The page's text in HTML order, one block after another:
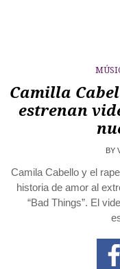
Camilla
estrenan
BY
Camila Cabello y el
historia de amor al
“Bad Things”. El